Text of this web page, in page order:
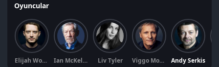
Oyuncular
Elijah Wood Ian McKellen Liv Tyler Viggo Mortensen Andy Serkis